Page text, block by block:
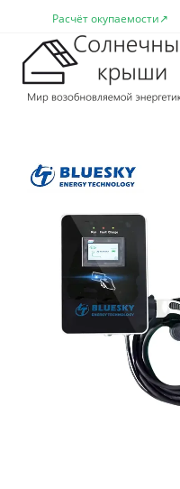
содержимому
Расчёт окупаемости↗